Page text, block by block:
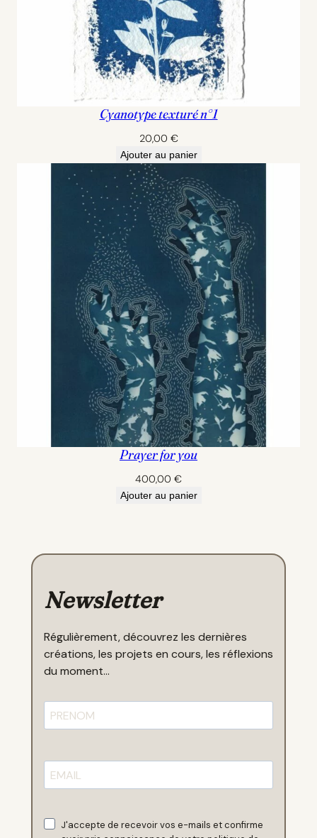
Cyanotype texturé n°1
20,00 €
Ajouter au panier
Prayer for you
400,00 €
Ajouter au panier